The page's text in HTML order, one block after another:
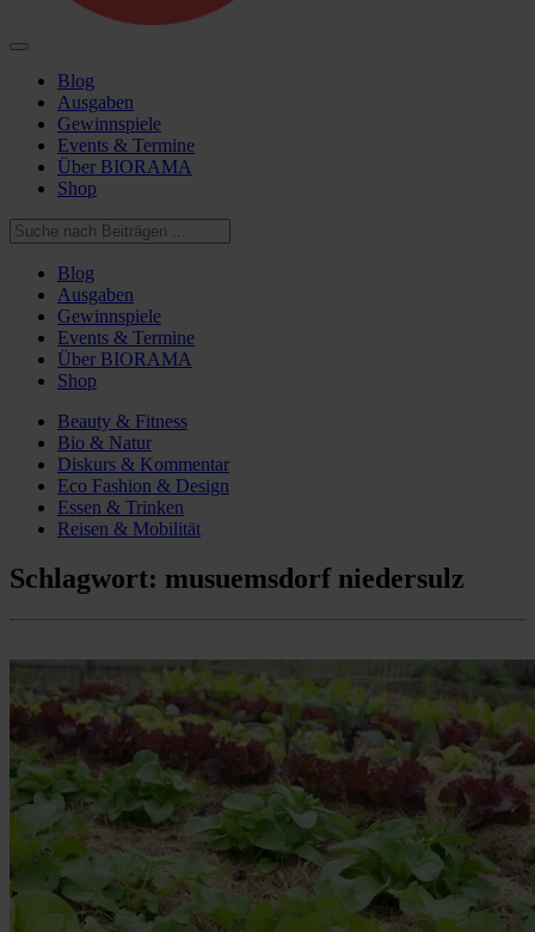
Blog
Ausgaben
Gewinnspiele
Events & Termine
Über BIORAMA
Shop
Blog
Ausgaben
Gewinnspiele
Events & Termine
Über BIORAMA
Shop
Beauty & Fitness
Bio & Natur
Diskurs & Kommentar
Eco Fashion & Design
Essen & Trinken
Reisen & Mobilität
Schlagwort: musuemsdorf niedersulz